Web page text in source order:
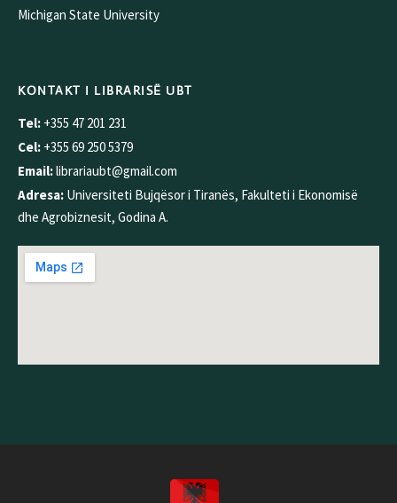
Michigan State University
KONTAKT I LIBRARISË UBT
Tel: +355 47 201 231
Cel: +355 69 250 5379
Email:librariaubt@gmail.com
Adresa: Universiteti Bujqësor i Tiranës, Fakulteti i Ekonomisë
dhe Agrobiznesit, Godina A.